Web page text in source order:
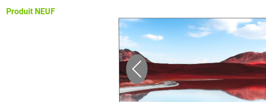
Produit NEUF